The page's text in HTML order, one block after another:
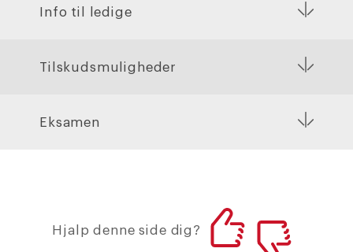
Info til ledige
Tilskudsmuligheder
Eksamen
Hjalp denne side dig?